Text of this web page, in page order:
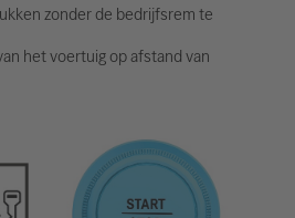
zonder de bedrijfsrem te
het voertuig op afstand van